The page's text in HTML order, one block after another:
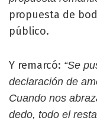
propuesta de
público.
Y remarcó: “Se
declaración de
Cuando nos
dedo, todo el